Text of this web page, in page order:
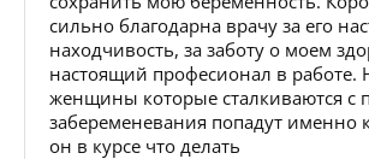
сильно благодарна врачу за его
находчивость, за заботу о моем
настоящий професионал в работе.
женщины которые сталкиваются с
забеременевания попадут именно
он в курсе что делать